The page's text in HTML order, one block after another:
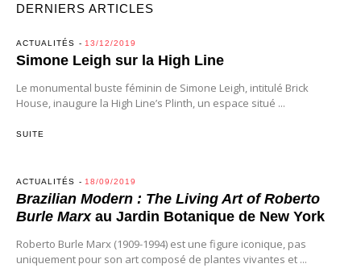
DERNIERS ARTICLES
ACTUALITÉS 13/12/2019
Simone Leigh sur la High Line
Le monumental buste féminin de Simone Leigh, intitulé Brick
House, inaugure la High Line’s Plinth, un espace situé ...
SUITE
ACTUALITÉS 18/09/2019
Brazilian Modern : The Living Art of Roberto
Burle Marxau Jardin Botanique de New York
Roberto Burle Marx (1909-1994) est une figure iconique, pas
uniquement pour son art composé de plantes vivantes et ...